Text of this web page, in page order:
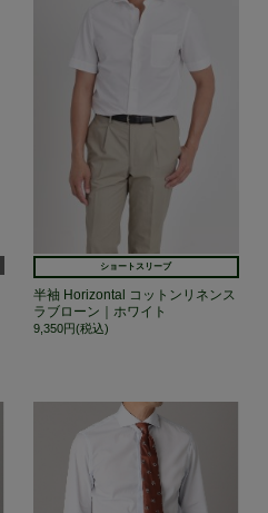
ショートスリーブ
半袖 Horizontal コットンリネンス
ラブローン｜ホワイト
9,350円(税込)